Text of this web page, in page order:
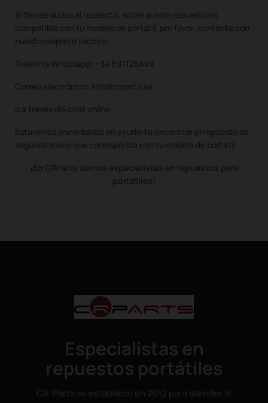
Si tienes dudas al respecto, sobre si este repuesto es
compatible con tu modelo de portátil, por favor, contacte con
nuestro soporte técnico.
Teléfono/Whatsapp: +34 691126449
Correo electrónico: info@crparts.es
o a traves del chat online.
Estaremos encantados en ayudarte encontrar el repuesto de
segunda mano que corresponda con tu modelo de portátil.
¡En CRParts somos especialistas en repuestos para
portátiles!
Especialistas en
repuestos portátiles
CR-Parts se estableció en 2012 para atender al